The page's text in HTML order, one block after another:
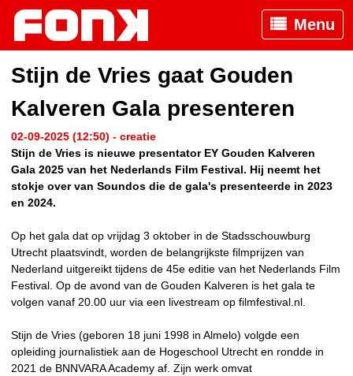
Menu
Stijn de Vries gaat Gouden
Kalveren Gala presenteren
02-09-2025 (12:50) - creatie
Stijn de Vries is nieuwe presentator EY Gouden Kalveren
Gala 2025 van het Nederlands Film Festival. Hij neemt het
stokje over van Soundos die de gala's presenteerde in 2023
en 2024.
Op het gala dat op vrijdag 3 oktober in de Stadsschouwburg
Utrecht plaatsvindt, worden de belangrijkste filmprijzen van
Nederland uitgereikt tijdens de 45e editie van het Nederlands Film
Festival. Op de avond van de Gouden Kalveren is het gala te
volgen vanaf 20.00 uur via een livestream op filmfestival.nl.
Stijn de Vries (geboren 18 juni 1998 in Almelo) volgde een
opleiding journalistiek aan de Hogeschool Utrecht en rondde in
2021 de BNNVARA Academy af. Zijn werk omvat